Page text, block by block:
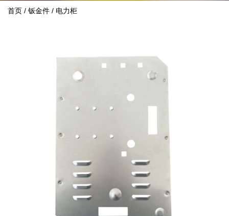
首页 / 钣金件 / 电力柜